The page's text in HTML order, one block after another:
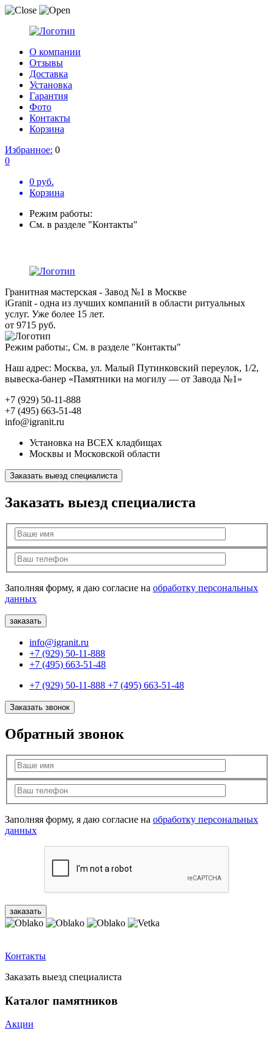
О компании
Отзывы
Доставка
Установка
Гарантия
Фото
Контакты
Корзина
Избранное: 0
0
0 руб.
Корзина
Режим работы:
См. в разделе "Контакты"
Гранитная мастерская - Завод №1 в Москве
iGranit - одна из лучших компаний в области ритуальных
услуг. Уже более 15 лет.
от 9715 руб.
Режим работы:, См. в разделе "Контакты"
Наш адрес: Москва, ул. Малый Путинковский переулок, 1/2,
вывеска-банер «Памятники на могилу — от Завода №1»
+7 (929) 50-11-888
+7 (495) 663-51-48
info@igranit.ru
Установка на ВСЕХ кладбищах
Москвы и Московской области
Заказать выезд специалиста
Заказать выезд специалиста
Заполняя форму, я даю согласие на обработку персональных
данных
info@igranit.ru
+7 (929) 50-11-888
+7 (495) 663-51-48
+7 (929) 50-11-888 +7 (495) 663-51-48
Заказать звонок
Обратный звонок
Заполняя форму, я даю согласие на обработку персональных
данных
Контакты
Заказать выезд специалиста
Каталог памятников
Акции